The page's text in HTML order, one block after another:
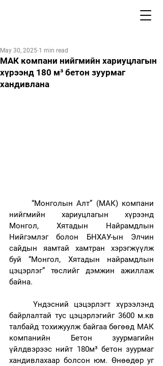
МАК компани нийгмийн хариуцлагын
хүрээнд 180 м³ бетон зуурмаг
хандивлана
May 30, 2025 1 min read
нийгмийн хариуцлагын хүрээнд
Монгол, Хятадын Найрамдлын
Нийгэмлэг болон БНХАУ-ын Элчин
сайдын яамтай хамтран хэрэгжүүлж
буй “Монгол, Хятадын найрамдлын
цэцэрлэг” төслийг дэмжин ажиллаж
байна.
байрлалтай тус цэцэрлэгийг 3600 м.кв
талбайд тохижуулж байгаа бөгөөд МАК
компанийн Бетон зуурмагийн
үйлдвэрээс нийт 180м³ бетон зуурмаг
хандивлахаар болсон юм. Өнөөдөр уг